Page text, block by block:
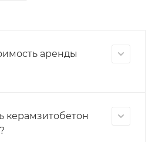
аренды
керамзитобетон